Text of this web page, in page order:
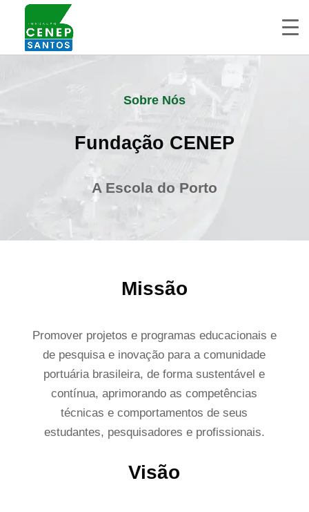
Sobre Nós
Fundação CENEP
A Escola do Porto
Missão
Promover projetos e programas educacionais e
de pesquisa e inovação para a comunidade
portuária brasileira, de forma sustentável e
contínua, aprimorando as competências
técnicas e comportamentos de seus
estudantes, pesquisadores e profissionais.
Visão